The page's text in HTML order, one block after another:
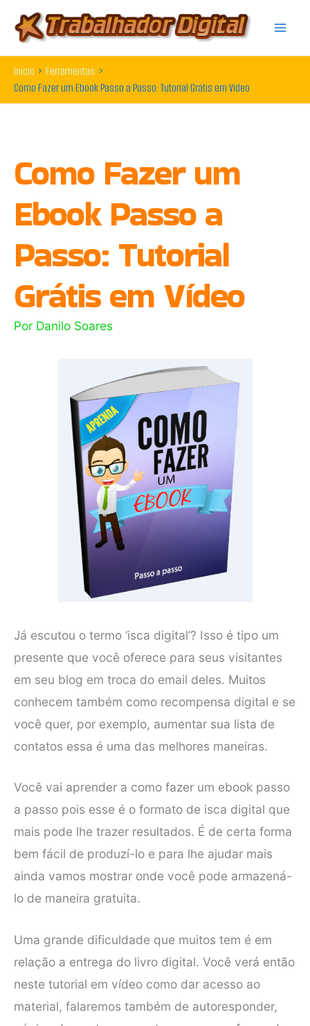
para
o
conteúdo
Início
Ferramentas
Como Fazer um Ebook Passo a Passo: Tutorial Grátis em Vídeo
Como Fazer um
Ebook Passo a
Passo: Tutorial
Grátis em Vídeo
Por Danilo Soares
Já escutou o termo ‘isca digital’? Isso é tipo um
presente que você oferece para seus visitantes
em seu blog em troca do email deles. Muitos
conhecem também como recompensa digital e se
você quer, por exemplo, aumentar sua lista de
contatos essa é uma das melhores maneiras.
Você vai aprender a como fazer um ebook passo
a passo pois esse é o formato de isca digital que
mais pode lhe trazer resultados. É de certa forma
bem fácil de produzí-lo e para lhe ajudar mais
ainda vamos mostrar onde você pode armazená-
lo de maneira gratuita.
Uma grande dificuldade que muitos tem é em
relação a entrega do livro digital. Você verá então
neste tutorial em vídeo como dar acesso ao
material, falaremos também de autoresponder,